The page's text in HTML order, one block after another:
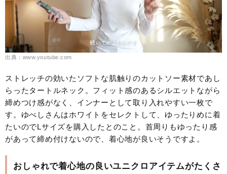
出典：www.youtube.com
ストレッチの効いたソフトな肌触りのカットソー素材であし
らったタートルネック。フィット感のあるシルエットながら
締めつけ感がなく、インナーとして取り入れやすい一枚で
す。ゆべしさんはホワイトをセレクトして、ゆったりめに着
たいのでLサイズを購入したとのこと。首周りもゆったり感
があって締め付けないので、着心地が良いそうですよ。
おしゃれで着心地の良いユニクロアイテムがたくさ